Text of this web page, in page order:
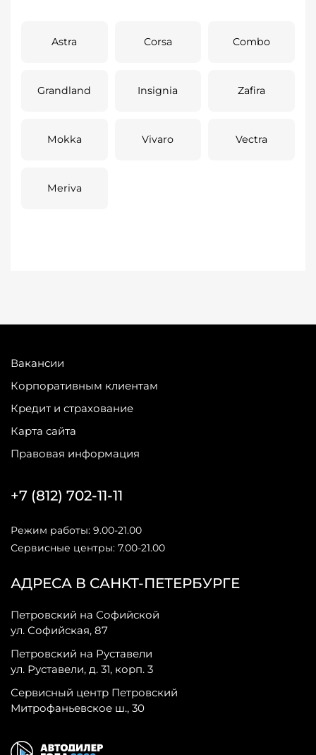
Astra Corsa Combo
Grandland Insignia Zafira
Mokka Vivaro Vectra
Meriva
Вакансии
Корпоративным клиентам
Кредит и страхование
Карта сайта
Правовая информация
АДРЕСА В САНКТ-ПЕТЕРБУРГЕ
Петровский на Софийской
ул. Софийская, 87
Петровский на Руставели
ул. Руставели, д. 31, корп. 3
Сервисный центр Петровский
Митрофаньевское ш., 30
+7 (812) 702-11-11
Режим работы: 9.00-21.00
Сервисные центры: 7.00-21.00